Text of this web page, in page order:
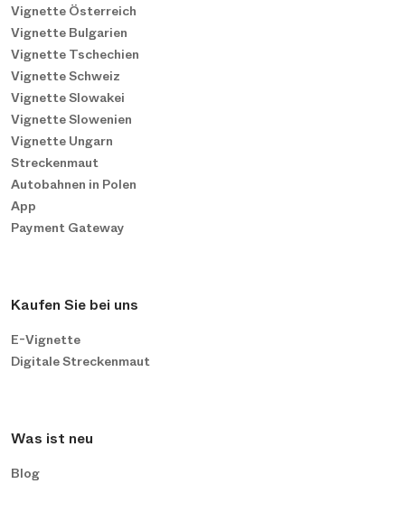
Vignette Österreich
Vignette Bulgarien
Vignette Tschechien
Vignette Schweiz
Vignette Slowakei
Vignette Slowenien
Vignette Ungarn
Streckenmaut
Autobahnen in Polen
App
Payment Gateway
Kaufen Sie bei uns
E-Vignette
Digitale Streckenmaut
Was ist neu
Blog